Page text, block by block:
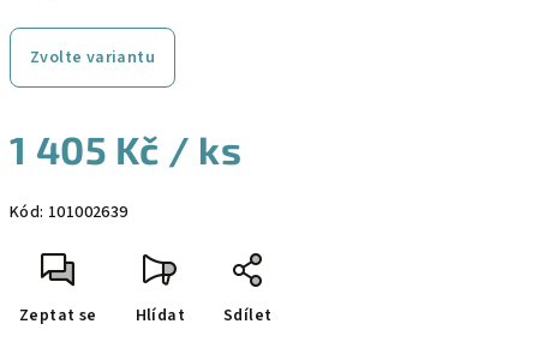
Zvolte variantu
1 405 Kč / ks
cena:
Kód: 101002639
Zeptat se Hlídat Sdílet